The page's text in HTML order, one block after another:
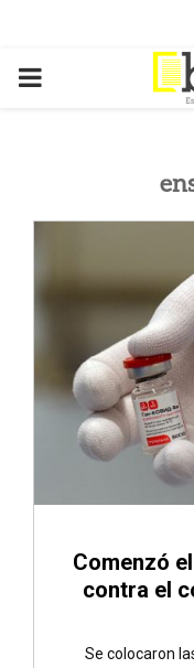
PRIMARY
Comenzó
contra el
Se colocaron